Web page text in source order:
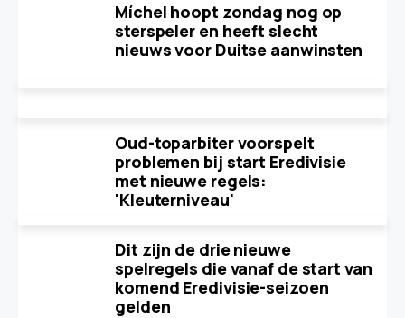
Míchel hoopt zondag nog op
sterspeler en heeft slecht
nieuws voor Duitse aanwinsten
Oud-toparbiter voorspelt
problemen bij start Eredivisie
met nieuwe regels:
'Kleuterniveau'
Dit zijn de drie nieuwe
spelregels die vanaf de start van
komend Eredivisie-seizoen
gelden